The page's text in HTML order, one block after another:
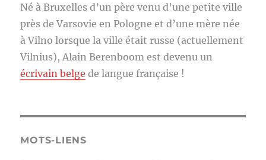
Né à Bruxelles d’un père venu d’une petite ville
près de Varsovie en Pologne et d’une mère née
à Vilno lorsque la ville était russe (actuellement
Vilnius), Alain Berenboom est devenu un
écrivain belge de langue française !
MOTS-LIENS